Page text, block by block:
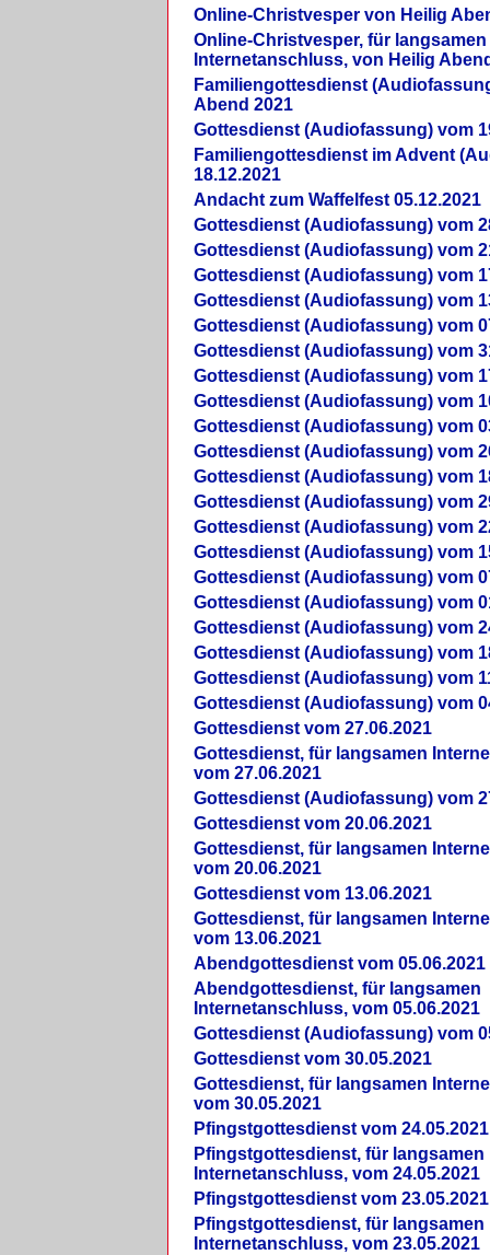
Online-Christvesper von Heilig
Online-Christvesper, für langsamen
Internetanschluss, von Heilig
Familiengottesdienst
Abend 2021
Gottesdienst (Audiofassung) vom
Familiengottesdienst im Advent
18.12.2021
Andacht zum Waffelfest 05.12.2021
Gottesdienst (Audiofassung) vom
Gottesdienst (Audiofassung) vom
Gottesdienst (Audiofassung) vom
Gottesdienst (Audiofassung) vom
Gottesdienst (Audiofassung) vom
Gottesdienst (Audiofassung) vom
Gottesdienst (Audiofassung) vom
Gottesdienst (Audiofassung) vom
Gottesdienst (Audiofassung) vom
Gottesdienst (Audiofassung) vom
Gottesdienst (Audiofassung) vom
Gottesdienst (Audiofassung) vom
Gottesdienst (Audiofassung) vom
Gottesdienst (Audiofassung) vom
Gottesdienst (Audiofassung) vom
Gottesdienst (Audiofassung) vom
Gottesdienst (Audiofassung) vom
Gottesdienst (Audiofassung) vom
Gottesdienst (Audiofassung) vom
Gottesdienst (Audiofassung) vom
Gottesdienst vom 27.06.2021
Gottesdienst, für langsamen
vom 27.06.2021
Gottesdienst (Audiofassung) vom
Gottesdienst vom 20.06.2021
Gottesdienst, für langsamen
vom 20.06.2021
Gottesdienst vom 13.06.2021
Gottesdienst, für langsamen
vom 13.06.2021
Abendgottesdienst vom 05.06.2021
Abendgottesdienst, für langsamen
Internetanschluss, vom 05.06.2021
Gottesdienst (Audiofassung) vom
Gottesdienst vom 30.05.2021
Gottesdienst, für langsamen
vom 30.05.2021
Pfingstgottesdienst vom 24.05.2021
Pfingstgottesdienst, für langsamen
Internetanschluss, vom 24.05.2021
Pfingstgottesdienst vom 23.05.2021
Pfingstgottesdienst, für langsamen
Internetanschluss, vom 23.05.2021